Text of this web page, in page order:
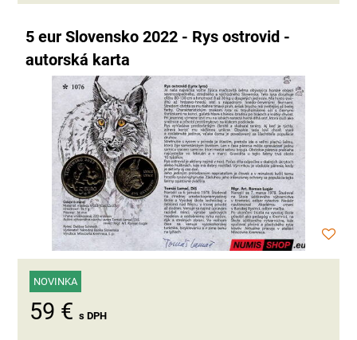
5 eur Slovensko 2022 - Rys ostrovid -
autorská karta
NOVINKA
59 € s DPH